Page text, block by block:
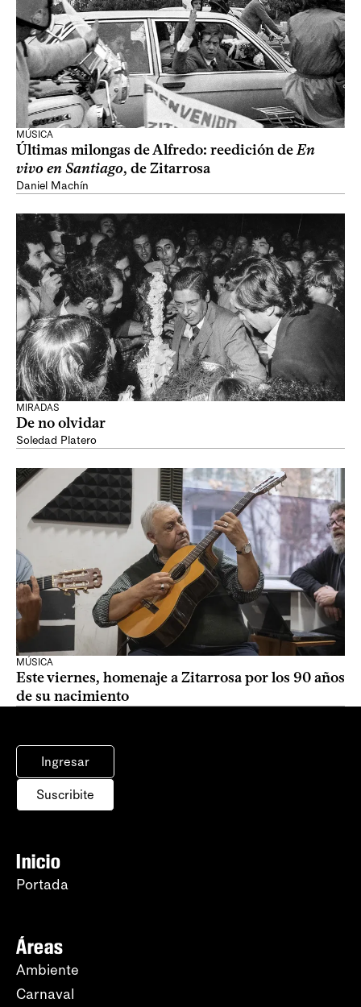
MÚSICA
Últimas milongas de Alfredo: reedición deEn
vivo en Santiago, de Zitarrosa
Daniel Machín
MIRADAS
De no olvidar
Soledad Platero
MÚSICA
Este viernes, homenaje a Zitarrosa por los 90 años
de su nacimiento
Ingresar
Suscribite
Inicio
Portada
Áreas
Ambiente
Carnaval